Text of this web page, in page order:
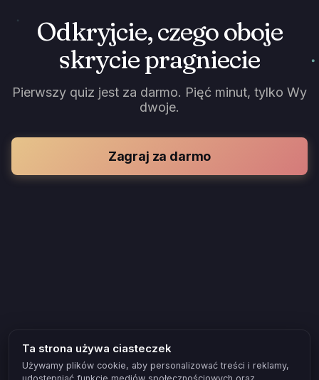
Odkryjcie, czego oboje
skrycie pragniecie
Pierwszy quiz jest za darmo. Pięć minut, tylko Wy
dwoje.
Zagraj za darmo
Ta strona używa ciasteczek
Używamy plików cookie, aby personalizować treści i reklamy,